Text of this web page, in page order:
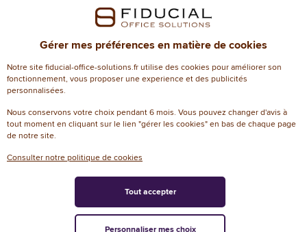
Nom de la Gamme /
Produit
Bâton de colle
végétale – 20 g
Nombre de tubes
1
Page catalogue
année N
Produit dangereux
Oui
Informations environnementales
Gérer mes préférences en matière de cookies
Notre site fiducial-office-solutions.fr utilise des cookies pour améliorer son
fonctionnement, vous proposer une experience et des publicités
personnalisées.
Nous conservons votre choix pendant 6 mois. Vous pouvez changer d'avis à
tout moment en cliquant sur le lien "gérer les cookies" en bas de chaque page
de notre site.
Consulter notre politique de cookies
Personnaliser mes choix
Tout accepter